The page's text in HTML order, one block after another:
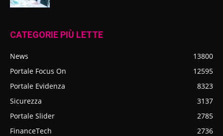
CATEGORIE PIÙ LETTE
News
13800
Portale Focus On
12595
Portale Evidenza
8323
Sicurezza
3137
Portale Slider
2785
FinanceTech
2736